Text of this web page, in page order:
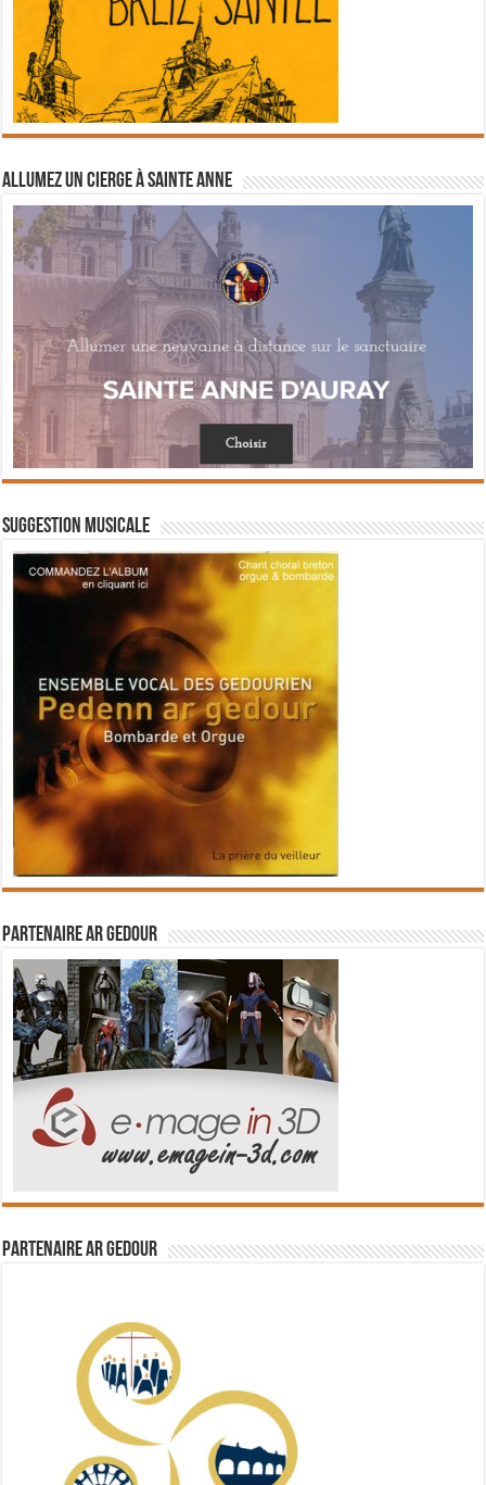
Allumez un cierge à Sainte Anne
Suggestion musicale
Partenaire Ar Gedour
Partenaire Ar Gedour